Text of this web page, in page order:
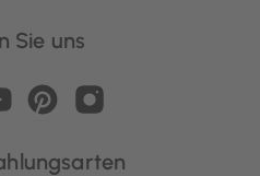
Sie uns